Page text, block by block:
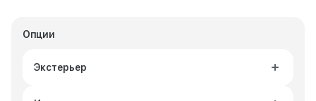
Опции
Экстерьер